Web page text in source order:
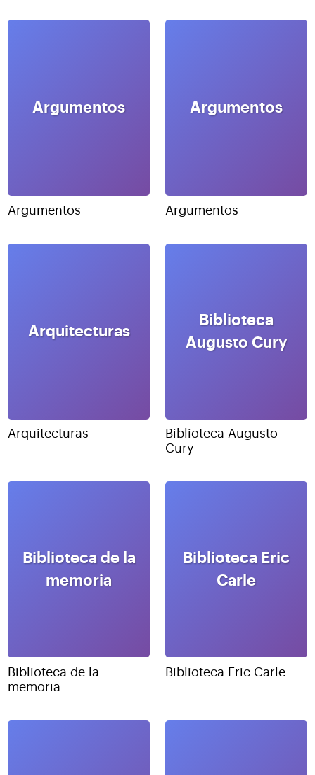
Argumentos
Argumentos
Argumentos
Argumentos
Arquitecturas
Arquitecturas
Biblioteca
Augusto Cury
Biblioteca Augusto
Cury
Biblioteca de la
memoria
Biblioteca de la
memoria
Biblioteca Eric
Carle
Biblioteca Eric Carle